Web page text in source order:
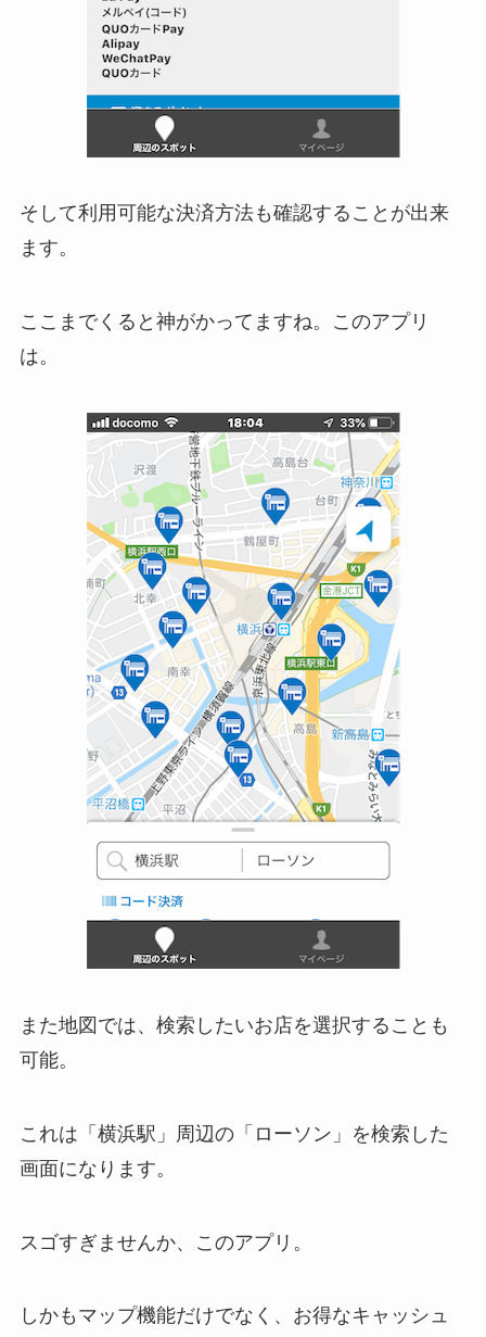
そして利用可能な決済方法も確認することが出来
ます。
ここまでくると神がかってますね。このアプリ
は。
また地図では、検索したいお店を選択することも
可能。
これは「横浜駅」周辺の「ローソン」を検索した
画面になります。
スゴすぎませんか、このアプリ。
しかもマップ機能だけでなく、お得なキャッシュ